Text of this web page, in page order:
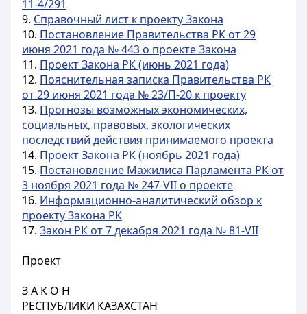
11-4/291
9. Справочный лист к проекту Закона
10. Постановление Правительства РК от 29
июня 2021 года № 443 о проекте Закона
11. Проект Закона РК (июнь 2021 года)
12. Пояснительная записка Правительства РК
от 29 июня 2021 года № 23/П-20 к проекту
13. Прогнозы возможных экономических,
социальных, правовых, экологических
последствий действия принимаемого проекта
14. Проект Закона РК (ноябрь 2021 года)
15. Постановление Мажилиса Парламента РК от
3 ноября 2021 года № 247-VII о проекте
16. Информационно-аналитический обзор к
проекту Закона РК
17. Закон РК от 7 декабря 2021 года № 81-VII
Проект
З А К О Н
РЕСПУБЛИКИ КАЗАХСТАН